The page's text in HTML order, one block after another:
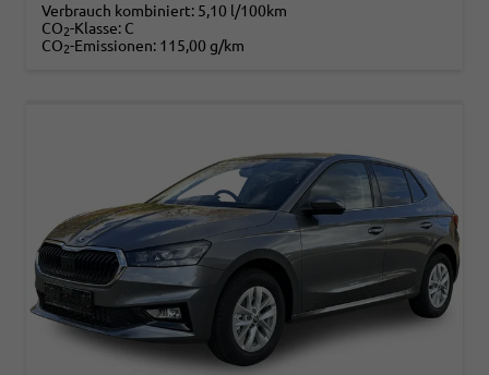
Verbrauch kombiniert: 5,10 l/100km
CO2-Klasse: C
CO2-Emissionen: 115,00 g/km